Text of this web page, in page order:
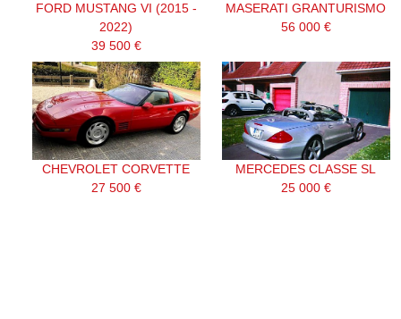
FORD MUSTANG VI (2015 -
2022)
39 500 €
MASERATI GRANTURISMO
56 000 €
CHEVROLET CORVETTE
27 500 €
MERCEDES CLASSE SL
25 000 €